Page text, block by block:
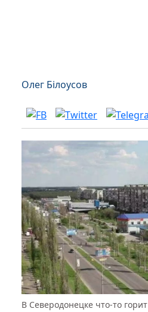
Олег Білоусов
В Северодонецке что-то горит